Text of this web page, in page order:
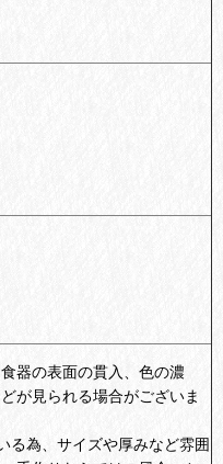
器の表面の貫入、色の濃
が見られる場合がございま
る為、サイズや厚みなど雰囲